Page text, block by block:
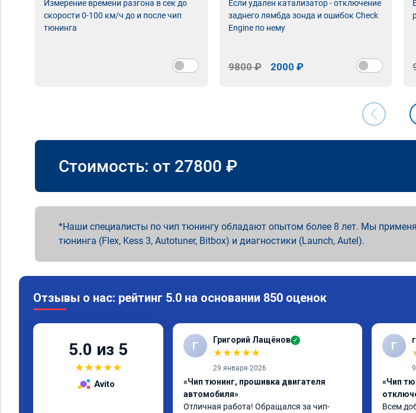
Измерение времени разгона в сек до
скорости 0-100 км/ч до и после чип
тюнинга
Если удален катализатор - отключение
заднего лямбда зонда и ошибок Check
Engine по нему
9800 ₽ 2000 ₽
Стоимость: от 27800 ₽
Наши специалисты по чип тюнингу обладают опытом более 8 лет. Мы
тюнинга (Flex, Kess 3, Autotuner, Bitbox) и диагностики (Launch, Autel).
Отзывы о нас: рейтинг 5.0 на основании 850 оценок
5.0 из 5
★★★★★
Avito
Г Григорий Лащёнов ✓
★★★★★
29 января 2026
«Чип тюнинг, прошивка двигателя
автомобиля»
Отличная работа! Обращался за чип-
Г
«Чип
Всем